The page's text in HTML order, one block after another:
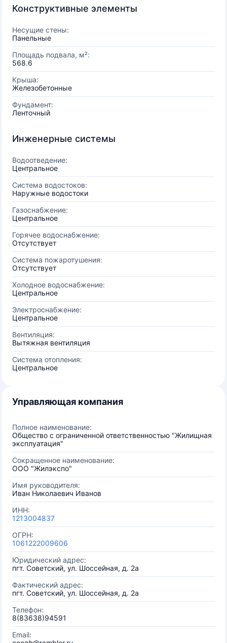
Конструктивные элементы
Несущие стены:
Панельные
Площадь подвала, м²:
568.6
Крыша:
Железобетонные
Фундамент:
Ленточный
Инженерные системы
Водоотведение:
Центральное
Система водостоков:
Наружные водостоки
Газоснабжение:
Центральное
Горячее водоснабжение:
Отсутствует
Система пожаротушения:
Отсутствует
Холодное водоснабжение:
Центральное
Электроснабжение:
Центральное
Вентиляция:
Вытяжная вентиляция
Система отопления:
Центральное
Управляющая компания
Полное наименование:
Общество с ограниченной ответственностью "Жилищная
эксплуатация"
Сокращенное наименование:
ООО "Жилэкспо"
Имя руководителя:
Иван Николаевич Иванов
ИНН:
1213004837
ОГРН:
1061222009606
Юридический адрес:
пгт. Советский, ул. Шоссейная, д. 2а
Фактический адрес:
пгт. Советский, ул. Шоссейная, д. 2а
Телефон:
8(83638)94591
Email: